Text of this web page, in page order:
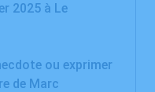
2025 à Le
ou exprimer
de Marc